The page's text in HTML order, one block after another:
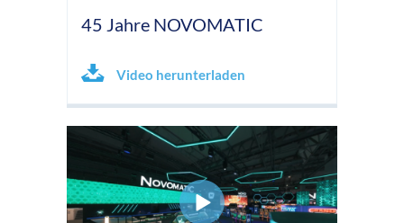
45 Jahre NOVOMATIC
Video herunterladen